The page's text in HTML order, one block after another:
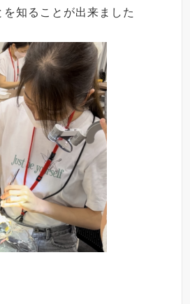
知ることが出来ました